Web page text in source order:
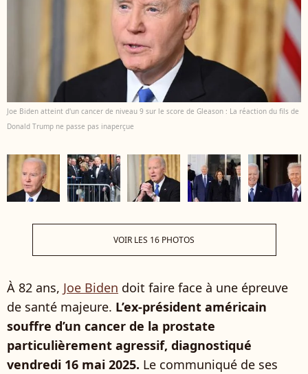
Joe Biden atteint d'un cancer de niveau 9 sur le score de Gleason : La réaction du fils de
Donald Trump ne passe pas inaperçue
VOIR LES 16 PHOTOS
À 82 ans, Joe Biden doit faire face à une épreuve
de santé majeure. L’ex-président américain
souffre d’un cancer de la prostate
particulièrement agressif, diagnostiqué
vendredi 16 mai 2025. Le communiqué de ses